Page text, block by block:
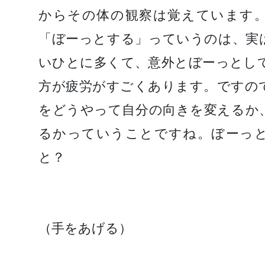
からその体の観察は覚えています
「ぼーっとする」っていうのは、実
いひとに多くて、意外とぼーっとし
方が疲労がすごくあります。ですの
をどうやって自分の向きを変えるか
るかっていうことですね。ぼーっ
と？
（手をあげる）